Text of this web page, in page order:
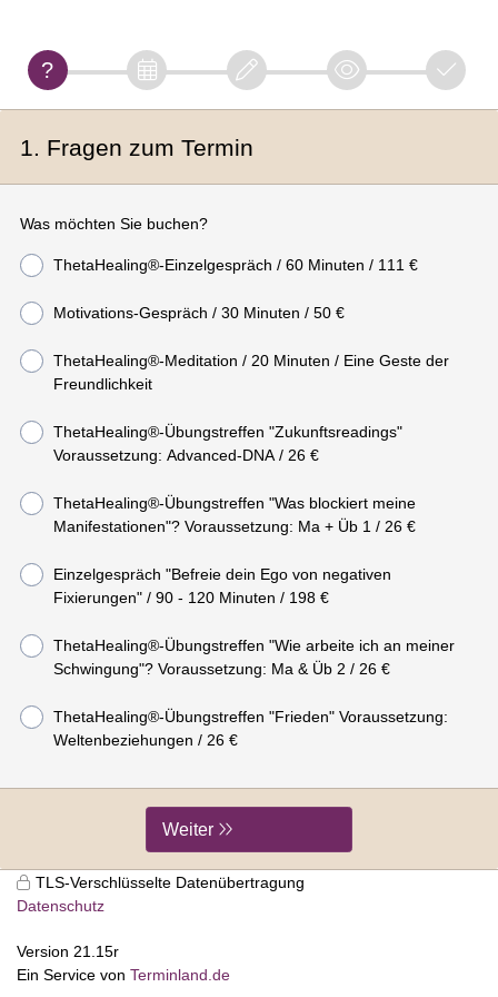
1. Fragen zum Termin
Was möchten Sie buchen?
ThetaHealing®-Einzelgespräch / 60 Minuten / 111 €
Motivations-Gespräch / 30 Minuten / 50 €
ThetaHealing®-Meditation / 20 Minuten / Eine Geste der
Freundlichkeit
ThetaHealing®-Übungstreffen "Zukunftsreadings"
Voraussetzung: Advanced-DNA / 26 €
ThetaHealing®-Übungstreffen "Was blockiert meine
Manifestationen"? Voraussetzung: Ma + Üb 1 / 26 €
Einzelgespräch "Befreie dein Ego von negativen
Fixierungen" / 90 - 120 Minuten / 198 €
ThetaHealing®-Übungstreffen "Wie arbeite ich an meiner
Schwingung"? Voraussetzung: Ma & Üb 2 / 26 €
ThetaHealing®-Übungstreffen "Frieden" Voraussetzung:
Weltenbeziehungen / 26 €
Weiter
TLS-Verschlüsselte Datenübertragung
Datenschutz
Version 21.15r
Ein Service von Terminland.de